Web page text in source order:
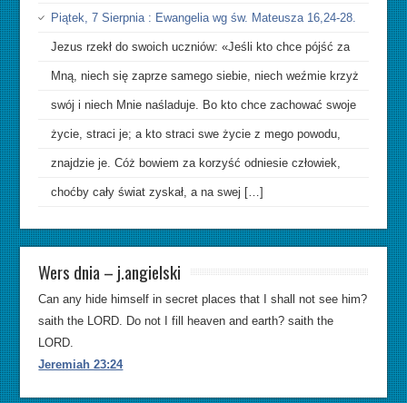
Piątek, 7 Sierpnia : Ewangelia wg św. Mateusza 16,24-28.
Jezus rzekł do swoich uczniów: «Jeśli kto chce pójść za
Mną, niech się zaprze samego siebie, niech weźmie krzyż
swój i niech Mnie naśladuje. Bo kto chce zachować swoje
życie, straci je; a kto straci swe życie z mego powodu,
znajdzie je. Cóż bowiem za korzyść odniesie człowiek,
choćby cały świat zyskał, a na swej […]
Wers dnia – j.angielski
Can any hide himself in secret places that I shall not see him?
saith the LORD. Do not I fill heaven and earth? saith the
LORD.
Jeremiah 23:24